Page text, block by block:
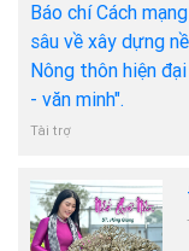
Báo chí Cách
sâu về xây dựng
Nông thôn hiện
- văn minh".
Tài trợ